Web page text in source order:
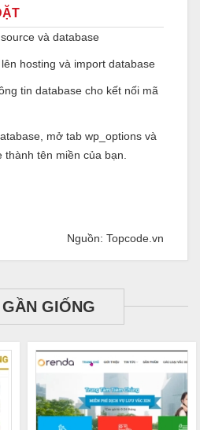
và database
hosting và import database
tin database cho kết nối mã
mở tab wp_options và
tên miền của bạn.
Nguồn: Topcode.vn
GIỐNG